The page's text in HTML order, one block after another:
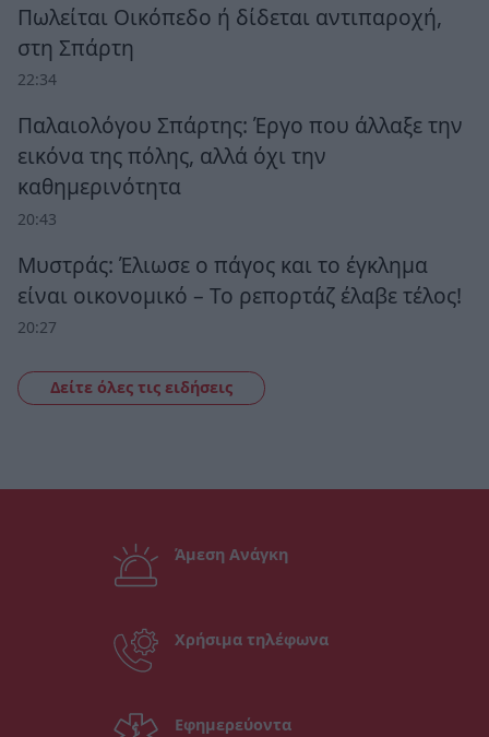
Πωλείται Οικόπεδο ή δίδεται αντιπαροχή,
στη Σπάρτη
22:34
Παλαιολόγου Σπάρτης: Έργο που άλλαξε την
εικόνα της πόλης, αλλά όχι την
καθημερινότητα
20:43
Μυστράς: Έλιωσε ο πάγος και το έγκλημα
είναι οικονομικό – Το ρεπορτάζ έλαβε τέλος!
20:27
Δείτε όλες τις ειδήσεις
Άμεση Ανάγκη
Χρήσιμα τηλέφωνα
Εφημερεύοντα